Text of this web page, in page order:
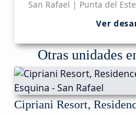
San Rafael | Punta del
Ver
Otras unidades
Cipriani Resort,